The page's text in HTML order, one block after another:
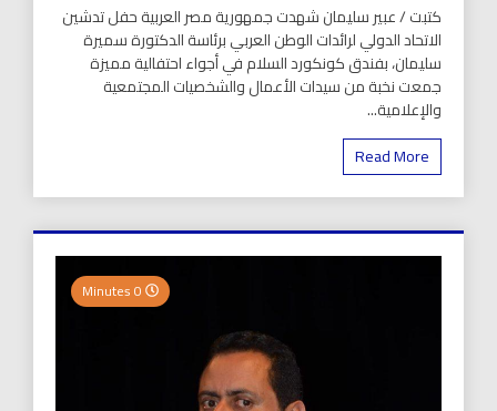
كتبت / عبير سليمان شهدت جمهورية مصر العربية حفل تدشين
الاتحاد الدولي لرائدات الوطن العربي برئاسة الدكتورة سميرة
سليمان، بفندق كونكورد السلام في أجواء احتفالية مميزة
جمعت نخبة من سيدات الأعمال والشخصيات المجتمعية
والإعلامية...
Read More